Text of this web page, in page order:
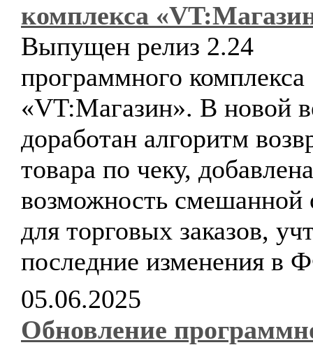
комплекса
Выпущен релиз 2.24
программного комплекса
«VT:Магазин». В новой
доработан алгоритм
товара по чеку, добавлена
возможность смешанной
для торговых заказов,
последние изменения в
05.06.2025
Обновление